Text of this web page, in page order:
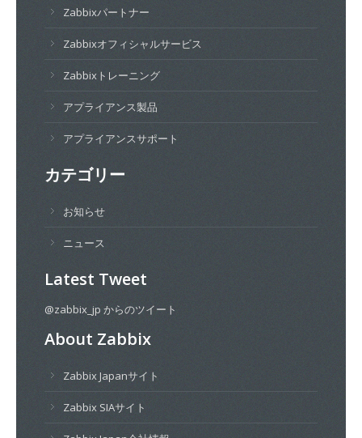
Zabbixパートナー
Zabbixオフィシャルサービス
Zabbixトレーニング
アプライアンス製品
アプライアンスサポート
カテゴリー
お知らせ
ニュース
Latest Tweet
@zabbix_jp からのツイート
About Zabbix
Zabbix Japanサイト
Zabbix SIAサイト